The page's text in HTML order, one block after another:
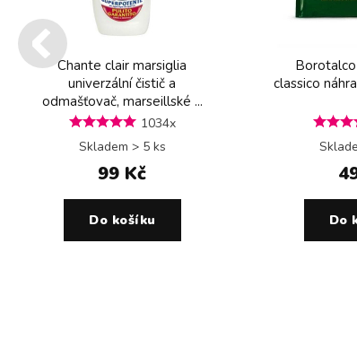
Chante clair marsiglia
univerzální čistič a
odmašťovač, marseillské ...
1034x
Skladem > 5 ks
99 Kč
Do košíku
classico
Do